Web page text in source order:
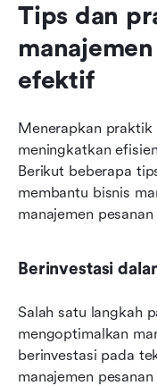
Tips dan
efektif
Menerapkan
meningkatkan
Berikut beberapa
membantu bisnis
manajemen
Berinvestasi
Salah satu langkah
mengoptimalkan
berinvestasi pada
manajemen